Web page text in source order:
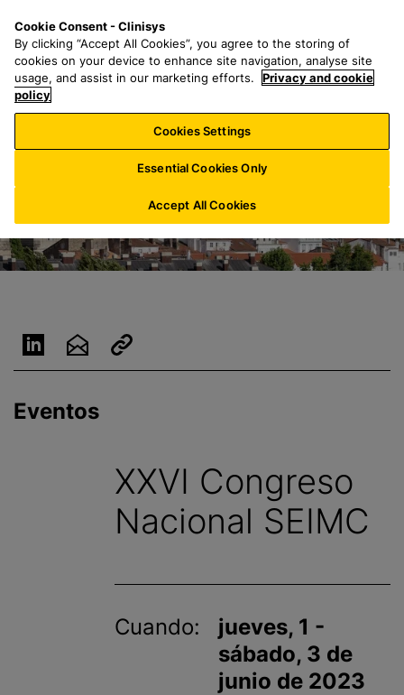
t
e
a
r
h
f
o
:
n
u
Eventos
XXVI Congreso
Nacional SEIMC
Cuando:
jueves, 1 -
sábado, 3 de
junio de 2023
Cookie Consent - Clinisys
By clicking “Accept All Cookies”, you agree to the storing of
cookies on your device to enhance site navigation, analyse site
usage, and assist in our marketing efforts.
Privacy and cookie
policy
Cookies Settings
Essential Cookies Only
Accept All Cookies